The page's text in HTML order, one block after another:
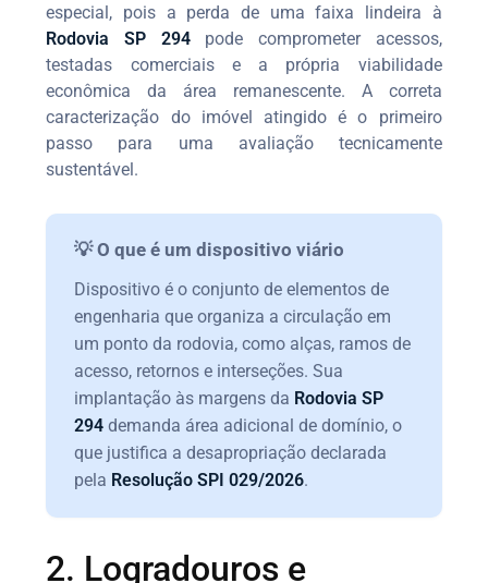
especial, pois a perda de uma faixa lindeira à
Rodovia SP 294pode comprometer acessos,
testadas comerciais e a própria viabilidade
econômica da área remanescente. A correta
caracterização do imóvel atingido é o primeiro
passo para uma avaliação tecnicamente
sustentável.
💡 O que é um dispositivo viário
Dispositivo é o conjunto de elementos de
engenharia que organiza a circulação em
um ponto da rodovia, como alças, ramos de
acesso, retornos e interseções. Sua
implantação às margens da Rodovia SP
294 demanda área adicional de domínio, o
que justifica a desapropriação declarada
pela Resolução SPI 029/2026.
2. Logradouros e